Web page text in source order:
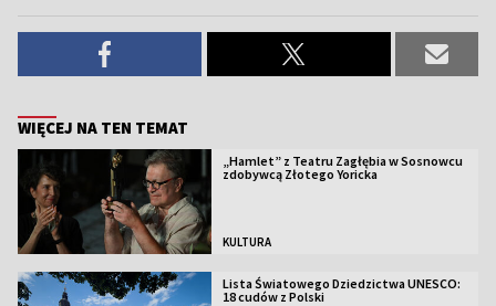
WIĘCEJ NA TEN TEMAT
„Hamlet” z Teatru Zagłębia w Sosnowcu
zdobywcą Złotego Yoricka
KULTURA
Lista Światowego Dziedzictwa UNESCO:
18 cudów z Polski